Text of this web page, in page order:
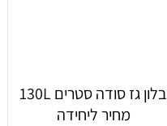
בלון גז סודה סטרים 130L
מחיר ליחידה